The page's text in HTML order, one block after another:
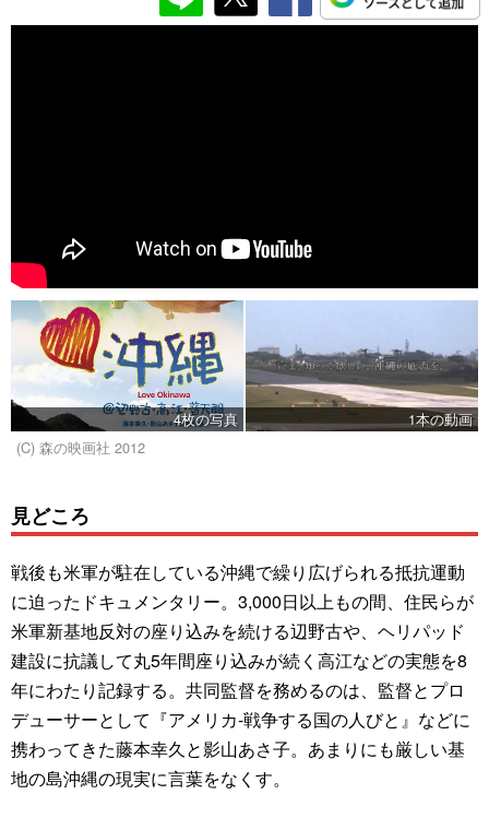
4枚の写真
1本の動画
(C) 森の映画社 2012
見どころ
戦後も米軍が駐在している沖縄で繰り広げられる抵抗運動
に迫ったドキュメンタリー。3,000日以上もの間、住民らが
米軍新基地反対の座り込みを続ける辺野古や、ヘリパッド
建設に抗議して丸5年間座り込みが続く高江などの実態を8
年にわたり記録する。共同監督を務めるのは、監督とプロ
デューサーとして『アメリカ-戦争する国の人びと』などに
携わってきた藤本幸久と影山あさ子。あまりにも厳しい基
地の島沖縄の現実に言葉をなくす。